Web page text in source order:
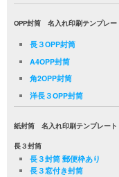
OPP封筒 名入れ印刷テンプレー
長３OPP封筒
A4OPP封筒
角2OPP封筒
洋長３OPP封筒
紙封筒 名入れ印刷テンプレート
長３封筒
長３封筒 郵便枠あり
長３窓付き封筒